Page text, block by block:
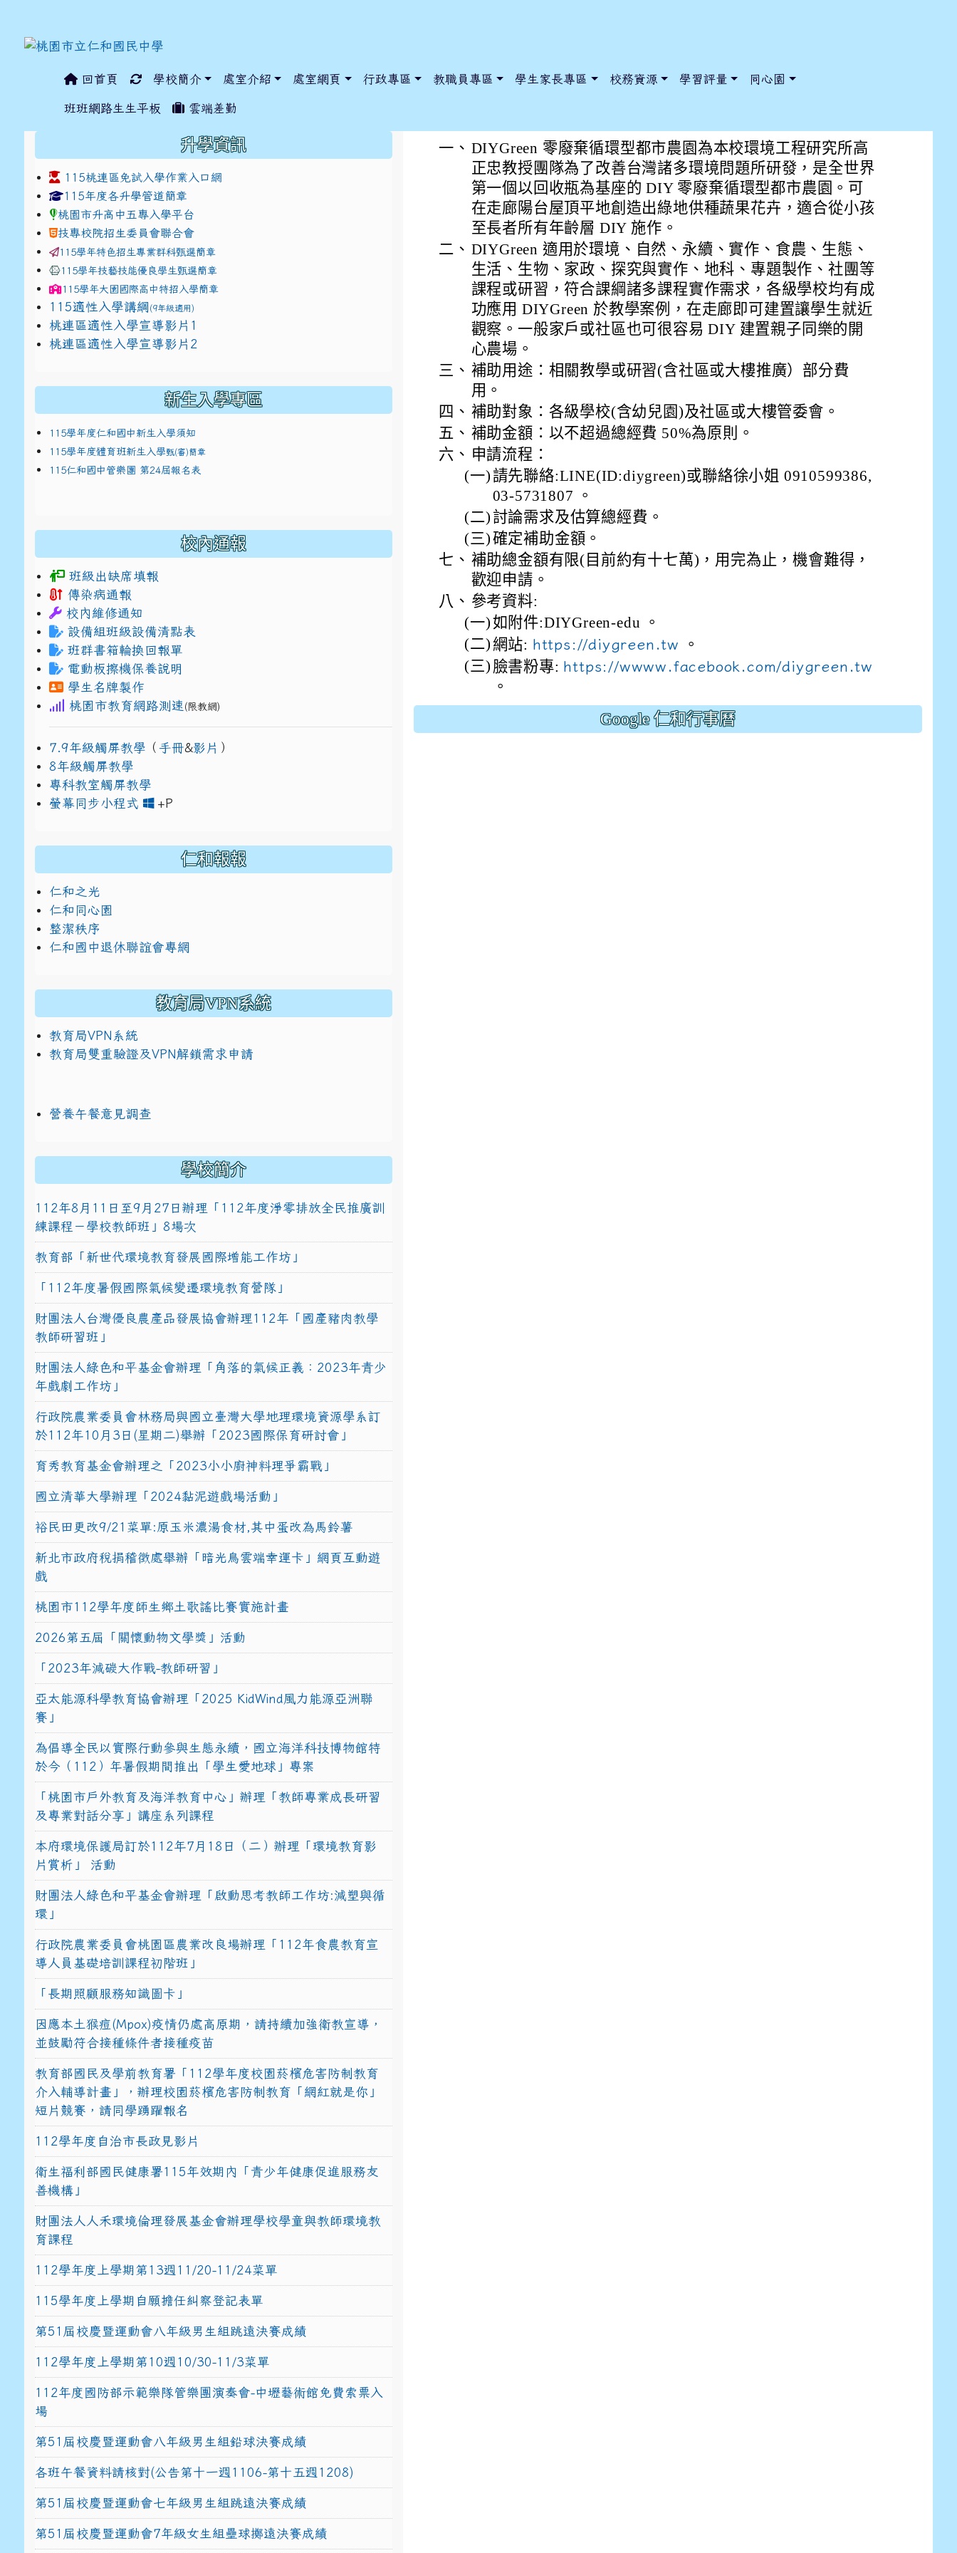
回首頁 學校簡介 處室介紹 處室網頁 行政專區 教職員專區 學生家長專區 校務資源 學習評量 同心園
班班網路生生平板 雲端差勤
補助各級學校採用本校研發的DIYGreen零廢棄循環
一、 DIYGreen 零廢棄循環型都市農園為本校環境工程研究所高
正忠教授團隊為了改善台灣諸多環境問題所研發，是全世界
第一個以回收瓶為基座的 DIY 零廢棄循環型都市農園。可
在走廊陽台屋頂平地創造出綠地供種蔬果花卉，適合從小孩
至長者所有年齡層 DIY 施作。
二、 DIYGreen 適用於環境、自然、永續、實作、食農、生態、
生活、生物、家政、探究與實作、地科、專題製作、社團等
課程或研習，符合課綱諸多課程實作需求，各級學校均有成
功應用 DIYGreen 於教學案例，在走廊即可建置讓學生就近
觀察。一般家戶或社區也可很容易 DIY 建置親子同樂的開
心農場。
三、 補助用途：相關教學或研習(含社區或大樓推廣）部分費
用。
四、 補助對象：各級學校(含幼兒園)及社區或大樓管委會。
五、 補助金額：以不超過總經費 50%為原則。
六、 申請流程：
(一) 請先聯絡:LINE(ID:diygreen)或聯絡徐小姐 0910599386,
03-5731807 。
(二) 討論需求及估算總經費。
(三)確定補助金額。
七、 補助總金額有限(目前約有十七萬)，用完為止，機會難得，
歡迎申請。
八、 參考資料:
(一)如附件:DIYGreen-edu 。
(二) 網站: https://diygreen.tw
。
(三) 臉書粉專: https://wwww.facebook.com/diygreen.tw
。
Google 仁和行事曆
升學資訊
115桃連區免試入學作業入口網
link to https://www.jhjhs.tyc.edu.tw/modules/tadnews/index.php?nsn=5425
115年度各升學管道簡章link to http://tyc.entry.edu.tw/NoExamImitate_TL/NoExamImitateHome/Page/Public/ChooseSys?s=05 style=font-size: 1rem; background-
link to http://tyc.entry.edu.tw/NoExamImitate_TL/NoExamImitateHome/Page/Public/ChooseSys?s=05 style=font-size: 1rem; background-
桃園市升高中五專入學平台
技專校院招生委員會聯合會
115學年特色招生專業群科甄選簡章
115學年技藝技能優良學生甄選簡章
115學年大園國際高中特招入學簡章
115適性入學講綱 (9年級適用)
link to https://docs.google.com/presentation/d/1x3bih9gNpRNolaz0znBOn--g7OisECve/
桃連區適性入學宣導影片1
link to https://docs.google.com/presentation/d/1x3bih9gNpRNolaz0znBOn--g7OisECve/
桃連區適性入學宣導影片2 link to https://docs.go114適性入學講綱
新生入學專區
115學年度仁和國中新生入學須知
115學年度體育班新生入學甄(審)簡章
115仁和國中管樂團 第24屆報名表
校內通報
班級出缺席填報
傳染病通報
校內維修通知
設備組班級設備清點表
班群書箱輪換回報單
電動板擦機保養說明
學生名牌製作
桃園市教育網路測速 (限教網)
7.9年級觸屏教學 （ 手冊&影片 ）
8年級觸屏教學
專科教室觸屏教學
螢幕同步小程式
+Plink to https://www.jhjhs.tyc.edu.tw/uploads/tad_blocks/file/
link to https://drive.google.com/file/d/1DRAbt49kEePJ5_zYCA1AuLinl3dysZ_8/view?usp=sharing
仁和報報
仁和之光
仁和同心園
整潔秩序
仁和國中退休聯誼會專網
教育局VPN系統
教育局VPN系統
教育局雙重驗證及VPN解鎖需求申請
營養午餐意見調查
學校簡介
112年8月11日至9月27日辦理「112年度淨零排放全民推廣訓
練課程－學校教師班」8場次
教育部「新世代環境教育發展國際增能工作坊」
「112年度暑假國際氣候變遷環境教育營隊」
財團法人台灣優良農產品發展協會辦理112年「國產豬肉教學
教師研習班」
財團法人綠色和平基金會辦理「角落的氣候正義：2023年青少
年戲劇工作坊」
行政院農業委員會林務局與國立臺灣大學地理環境資源學系訂
於112年10月3日(星期二)舉辦「2023國際保育研討會」
育秀教育基金會辦理之「2023小小廚神料理爭霸戰」
國立清華大學辦理「2024黏泥遊戲場活動」
裕民田更改9/21菜單:原玉米濃湯食材,其中蛋改為馬鈴薯
新北市政府稅捐稽徵處舉辦「暗光鳥雲端幸運卡」網頁互動遊
戲
桃園市112學年度師生鄉土歌謠比賽實施計畫
2026第五屆「關懷動物文學獎」活動
「2023年減碳大作戰-教師研習」
亞太能源科學教育協會辦理「2025 KidWind風力能源亞洲聯
賽」
為倡導全民以實際行動參與生態永續，國立海洋科技博物館特
於今（112）年暑假期間推出「學生愛地球」專案
「桃園市戶外教育及海洋教育中心」辦理「教師專業成長研習
及專業對話分享」講座系列課程
本府環境保護局訂於112年7月18日（二）辦理「環境教育影
片賞析」 活動
財團法人綠色和平基金會辦理「啟動思考教師工作坊:減塑與循
環」
行政院農業委員會桃園區農業改良場辦理「112年食農教育宣
導人員基礎培訓課程初階班」
「長期照顧服務知識圖卡」
因應本土猴痘(Mpox)疫情仍處高原期，請持續加強衛教宣導，
並鼓勵符合接種條件者接種疫苗
教育部國民及學前教育署「112學年度校園菸檳危害防制教育
介入輔導計畫」，辦理校園菸檳危害防制教育「網紅就是你」
短片競賽，請同學踴躍報名
112學年度自治市長政見影片
衛生福利部國民健康署115年效期內「青少年健康促進服務友
善機構」
財團法人人禾環境倫理發展基金會辦理學校學童與教師環境教
育課程
112學年度上學期第13週11/20-11/24菜單
115學年度上學期自願擔任糾察登記表單
第51屆校慶暨運動會八年級男生組跳遠決賽成績
112學年度上學期第10週10/30-11/3菜單
112年度國防部示範樂隊管樂團演奏會-中壢藝術館免費索票入
場
第51屆校慶暨運動會八年級男生組鉛球決賽成績
各班午餐資料請核對(公告第十一週1106-第十五週1208)
第51屆校慶暨運動會七年級男生組跳遠決賽成績
第51屆校慶暨運動會7年級女生組壘球擲遠決賽成績